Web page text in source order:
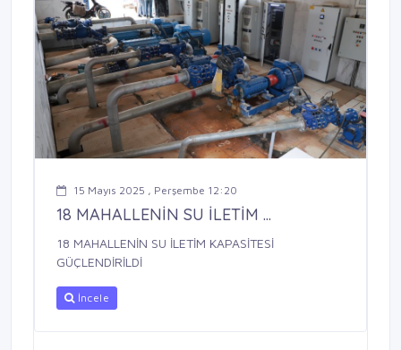
15 Mayıs 2025 , Perşembe 12:20
18 MAHALLENİN SU İLETİM ...
18 MAHALLENİN SU İLETİM KAPASİTESİ
GÜÇLENDİRİLDİ
İncele